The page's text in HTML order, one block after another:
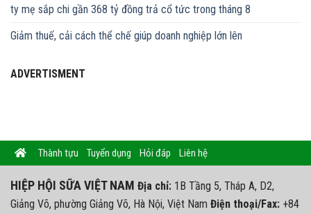
ty mẹ sắp chi gần 368 tỷ đồng trả cổ tức trong tháng 8
Giảm thuế, cải cách thể chế giúp doanh nghiệp lớn lên
ADVERTISMENT
Thành tựu Tuyển dụng Hỏi đáp Liên hệ
HIỆP HỘI SỮA VIỆT NAM Địa chỉ: 1B Tầng 5, Tháp A, D2,
Giảng Võ, phường Giảng Võ, Hà Nội, Việt Nam Điện thoại/Fax: +84